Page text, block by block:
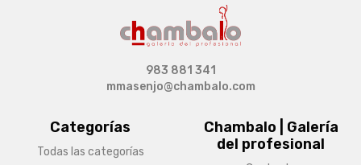
Categorías
Todas las categorías
Chambalo | Galería
del profesional
983 881 341
mmasenjo@chambalo.com